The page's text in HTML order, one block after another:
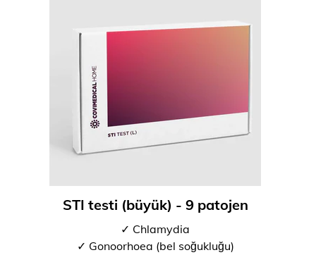
STI testi (büyük) - 9 patojen
✓ Chlamydia
✓ Gonoorhoea (bel soğukluğu)